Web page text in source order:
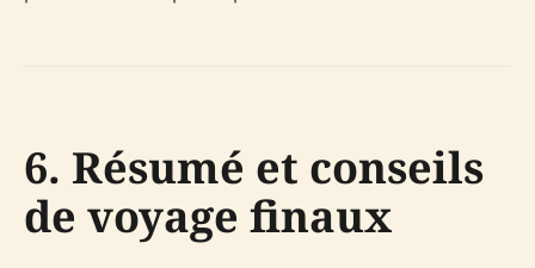
6. Résumé et conseils
de voyage finaux